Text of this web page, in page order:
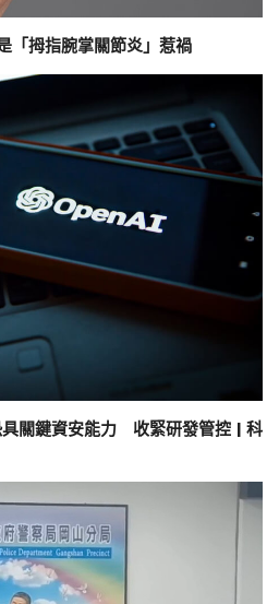
「拇指腕掌關節炎」惹禍
關鍵資安能力 收緊研發管控 | 科